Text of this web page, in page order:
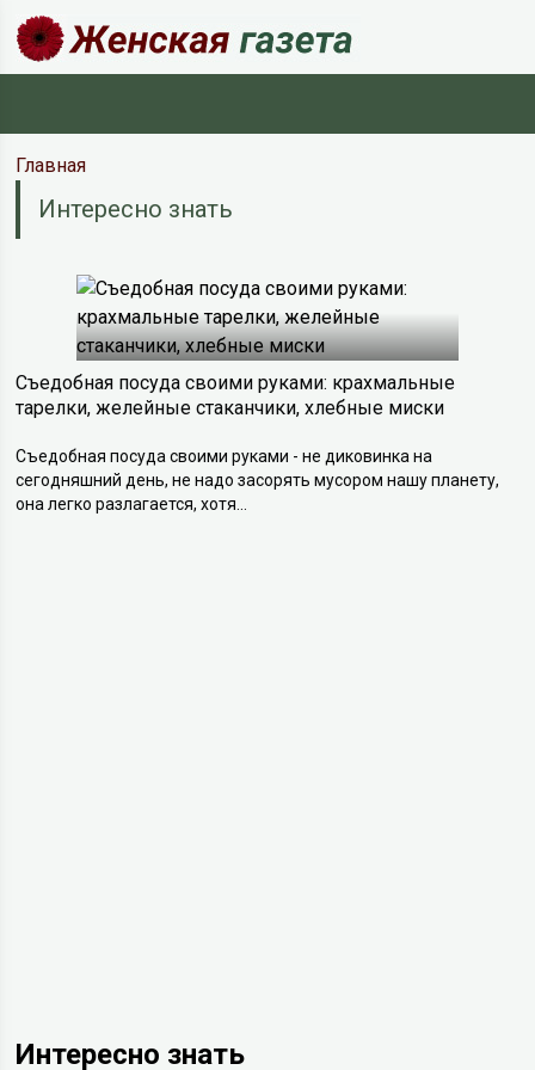
Главная
Интересно знать
Съедобная посуда своими руками: крахмальные
тарелки, желейные стаканчики, хлебные миски
Съедобная посуда своими руками - не диковинка на
сегодняшний день, не надо засорять мусором нашу планету,
она легко разлагается, хотя...
Интересно знать